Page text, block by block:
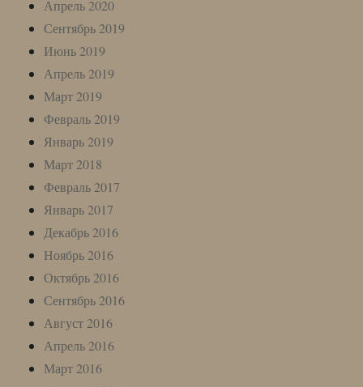
Апрель 2020
Сентябрь 2019
Июнь 2019
Апрель 2019
Март 2019
Февраль 2019
Январь 2019
Март 2018
Февраль 2017
Январь 2017
Декабрь 2016
Ноябрь 2016
Октябрь 2016
Сентябрь 2016
Август 2016
Апрель 2016
Март 2016